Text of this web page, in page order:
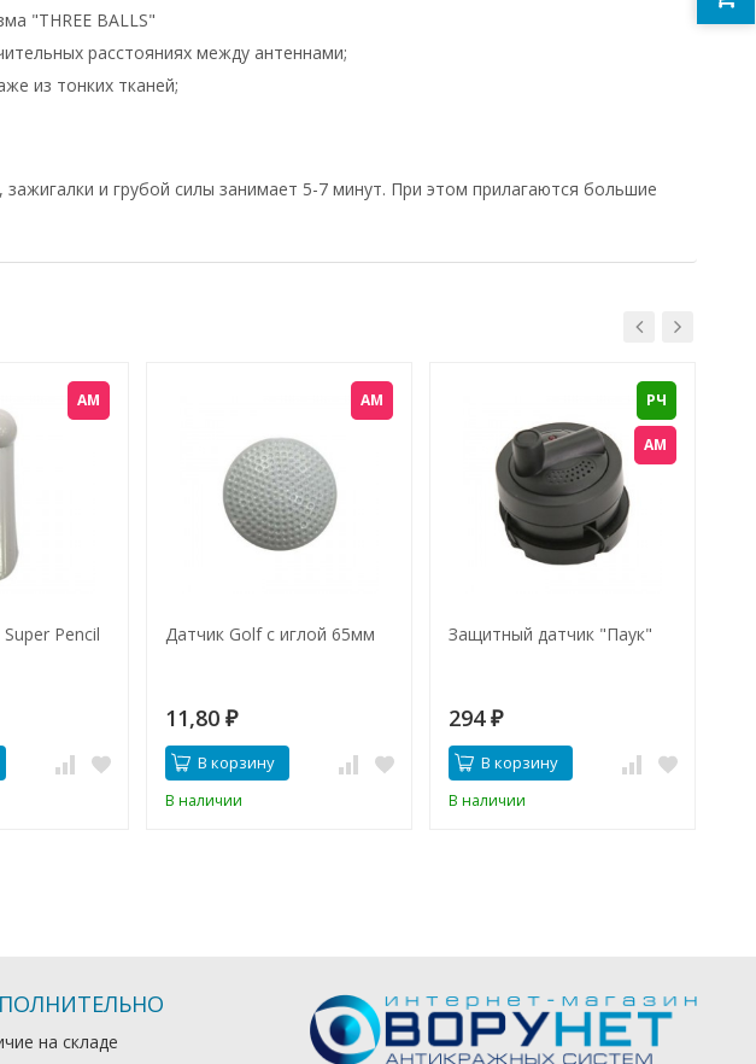
"THREE BALLS"
расстояниях между антеннами;
из тонких тканей;
и грубой силы занимает 5-7 минут. При этом прилагаются большие
АМ
Pencil
АМ
Датчик Golf с иглой 65мм
11,80 ₽
В корзину
В наличии
РЧ
АМ
Защитный датчик "Паук"
294 ₽
В корзину
В наличии
на складе